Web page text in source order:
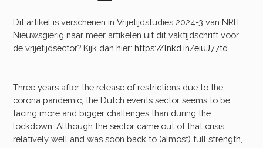
Dit artikel is verschenen in Vrijetijdstudies 2024-3 van NRIT.
Nieuwsgierig naar meer artikelen uit dit vaktijdschrift voor
de vrijetijdsector? Kijk dan hier: https://lnkd.in/eiuJ77td
Three years after the release of restrictions due to the
corona pandemic, the Dutch events sector seems to be
facing more and bigger challenges than during the
lockdown. Although the sector came out of that crisis
relatively well and was soon back to (almost) full strength,